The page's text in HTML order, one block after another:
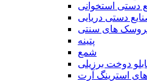
دستی استخوانی
دستی دریایی
های سنتی
پتینه
شمع
دوخت برزیلی
های استرینگ آرت